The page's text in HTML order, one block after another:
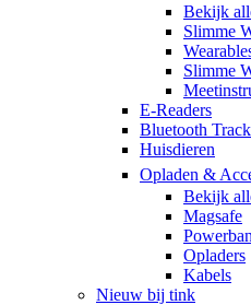
Bekijk
Slimme
Slimme
E-Readers
Bluetooth
Huisdieren
Opladen &
Bekijk
Magsafe
Opladers
Kabels
Nieuw bij tink